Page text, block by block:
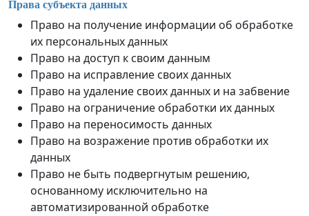
Права субъекта данных
Право на получение информации об обработке
их персональных данных
Право на доступ к своим данным
Право на исправление своих данных
Право на удаление своих данных и на забвение
Право на ограничение обработки их данных
Право на переносимость данных
Право на возражение против обработки их
данных
Право не быть подвергнутым решению,
основанному исключительно на
автоматизированной обработке